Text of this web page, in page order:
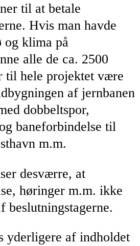
til at betale
Hvis man havde
og klima på
alle de ca. 2500
til hele projektet være
af jernbanen
dobbeltspor,
baneforbindelse til
m.m.
desværre, at
høringer m.m. ikke
beslutningstagerne.
yderligere af indholdet